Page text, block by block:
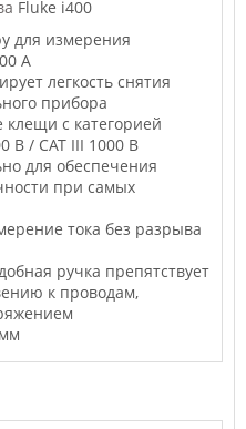
Fluke i400
для измерения
А
легкость снятия
прибора
с категорией
В / CAT III 1000 В
для обеспечения
при самых
тока без разрыва
ручка препятствует
к проводам,